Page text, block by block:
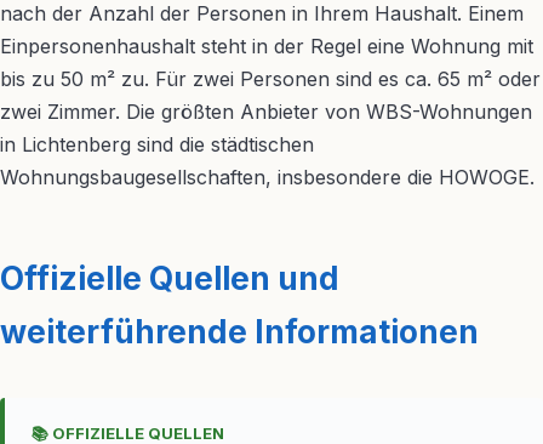
nach der Anzahl der Personen in Ihrem Haushalt. Einem
Einpersonenhaushalt steht in der Regel eine Wohnung mit
bis zu 50 m² zu. Für zwei Personen sind es ca. 65 m² oder
zwei Zimmer. Die größten Anbieter von WBS-Wohnungen
in Lichtenberg sind die städtischen
Wohnungsbaugesellschaften, insbesondere die HOWOGE.
Offizielle Quellen und
weiterführende Informationen
📚 OFFIZIELLE QUELLEN